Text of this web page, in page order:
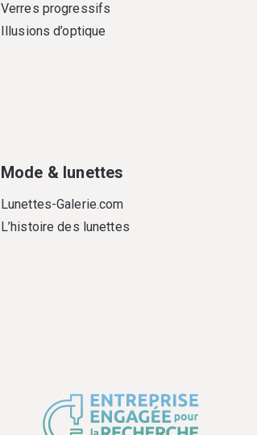
Verres progressifs
Illusions d’optique
Mode & lunettes
Lunettes-Galerie.com
L’histoire des lunettes